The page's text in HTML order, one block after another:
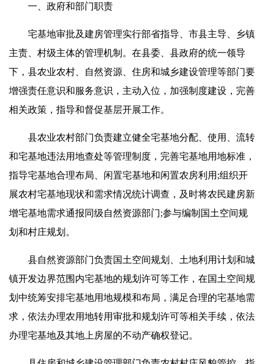
一、政府和部门职责
宅基地审批及建房管理实行部省指导、市县主导、乡镇
主责、村级主体的管理机制。在县委、县政府的统一领导
下，县农业农村、自然资源、住房和城乡建设管理等部门要
增强责任意识和服务意识，主动入位，加强制度建设，完善
相关政策，指导和督促基层开展工作。
县农业农村部门负责建立健全宅基地分配、使用、流转
和宅基地违法用地查处等管理制度，完善宅基地用地标准，
指导宅基地合理布局、闲置宅基地和闲置农房利用;组织开
展农村宅基地现状和需求情况统计调查，及时将农民建房新
增宅基地需求通报同级自然资源部门;参与编制国土空间规
划和村庄规划。
县自然资源部门负责国土空间规划、土地利用计划和城
镇开发边界范围内宅基地的规划许可等工作，在国土空间规
划中统筹安排宅基地用地规模和布局，满足合理的宅基地需
求，依法办理农用地转用审批和规划许可等相关手续，依法
办理宅基地及其地上房屋的不动产确权登记。